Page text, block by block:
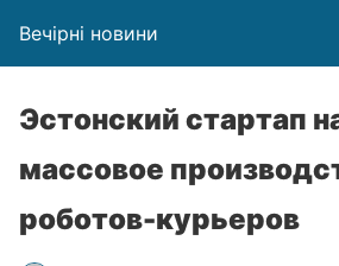
Вечірні новини
Эстонский стартап
массовое
роботов-курьеров